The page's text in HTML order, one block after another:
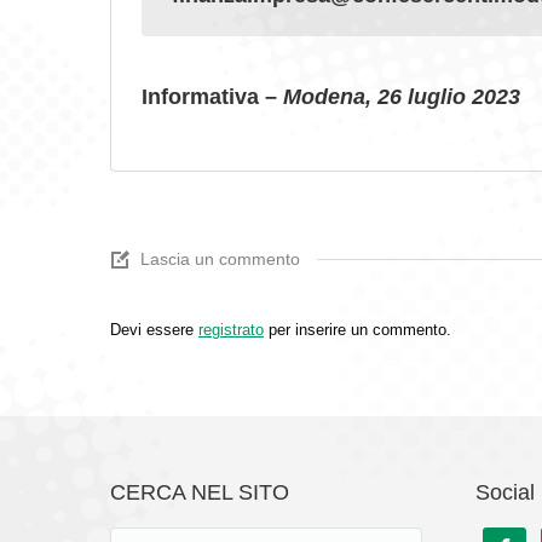
Informativa – Modena, 26 luglio 2023
Lascia un commento
Devi essere registrato per inserire un commento.
CERCA NEL SITO Social